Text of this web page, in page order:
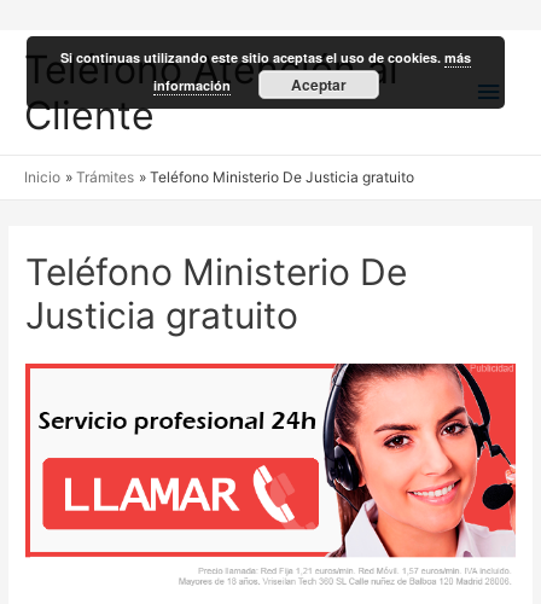
Teléfono Atención al
Cliente
Inicio Trámites Teléfono Ministerio De Justicia gratuito
Teléfono Ministerio De
Justicia gratuito
Si continuas utilizando este sitio aceptas el uso de cookies.más
información
Aceptar